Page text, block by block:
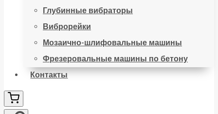
Глубинные вибраторы
Виброрейки
Мозаично-шлифовальные машины
Фрезеровальные машины по бетону
Контакты